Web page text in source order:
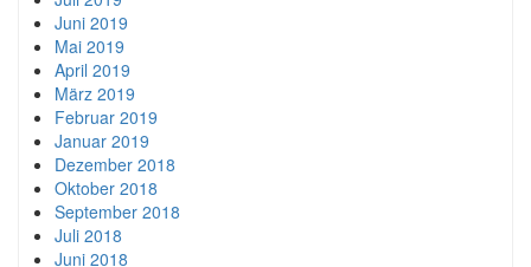
Juni 2019
Mai 2019
April 2019
März 2019
Februar 2019
Januar 2019
Dezember 2018
Oktober 2018
September 2018
Juli 2018
Juni 2018